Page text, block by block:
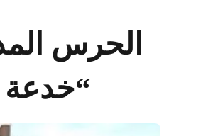
الحرس
“خدعة